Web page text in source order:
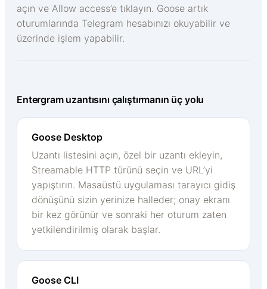
açın ve Allow access’e tıklayın. Goose artık
oturumlarında Telegram hesabınızı okuyabilir ve
üzerinde işlem yapabilir.
Entergram uzantısını çalıştırmanın üç yolu
Goose Desktop
Uzantı listesini açın, özel bir uzantı ekleyin,
Streamable HTTP türünü seçin ve URL’yi
yapıştırın. Masaüstü uygulaması tarayıcı gidiş
dönüşünü sizin yerinize halleder; onay ekranı
bir kez görünür ve sonraki her oturum zaten
yetkilendirilmiş olarak başlar.
Goose CLI